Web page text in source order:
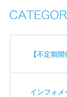
【不定期
インフォメ